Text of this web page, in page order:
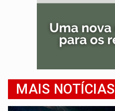
MAIS NOTÍCIAS